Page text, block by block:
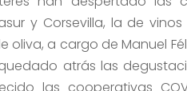
y Corsevilla, la de
oliva, a cargo de Manuel
atrás las
las cooperativas